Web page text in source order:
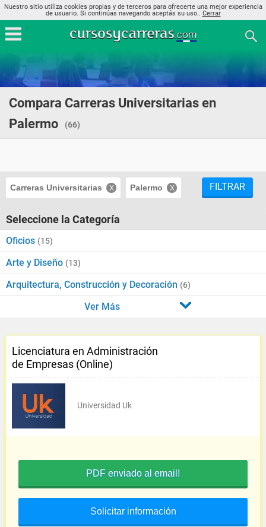
Nuestro sitio utiliza cookies propias y de terceros para ofrecerte una mejor experiencia
de usuario. Si continúas navegando aceptás su uso.. Cerrar
Compara Carreras Universitarias en
Palermo
(66)
Carreras Universitarias Palermo FILTRAR
Seleccione la Categoría
Oficios (15)
Arte y Diseño (13)
Arquitectura, Construcción y Decoración (6)
Ver Más
Licenciatura en Administración
de Empresas (Online)
Universidad Uk
PDF enviado al email!
Solicitar información